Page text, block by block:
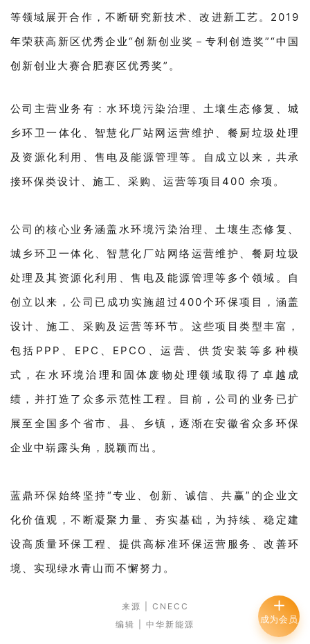
等领域展开合作，不断研究新技术、改进新工艺。2019
年荣获高新区优秀企业“创新创业奖－专利创造奖”“中国
创新创业大赛合肥赛区优秀奖”。
公司主营业务有：水环境污染治理、土壤生态修复、城
乡环卫一体化、智慧化厂站网运营维护、餐厨垃圾处理
及资源化利用、售电及能源管理等。自成立以来，共承
接环保类设计、施工、采购、运营等项目400 余项。
公司的核心业务涵盖水环境污染治理、土壤生态修复、
城乡环卫一体化、智慧化厂站网络运营维护、餐厨垃圾
处理及其资源化利用、售电及能源管理等多个领域。自
创立以来，公司已成功实施超过400个环保项目，涵盖
设计、施工、采购及运营等环节。这些项目类型丰富，
包括PPP、EPC、EPCO、运营、供货安装等多种模
式，在水环境治理和固体废物处理领域取得了卓越成
绩，并打造了众多示范性工程。目前，公司的业务已扩
展至全国多个省市、县、乡镇，逐渐在安徽省众多环保
企业中崭露头角，脱颖而出。
蓝鼎环保始终坚持“专业、创新、诚信、共赢”的企业文
化价值观，不断凝聚力量、夯实基础，为持续、稳定建
设高质量环保工程、提供高标准环保运营服务、改善环
境、实现绿水青山而不懈努力。
来源 | CNECC
编辑 | 中华新能源
成为会员